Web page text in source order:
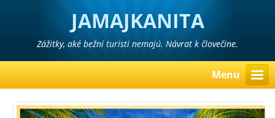
JAMAJKANITA
Zážitky, aké bežní turisti nemajú. Návrat k človečine.
Menu